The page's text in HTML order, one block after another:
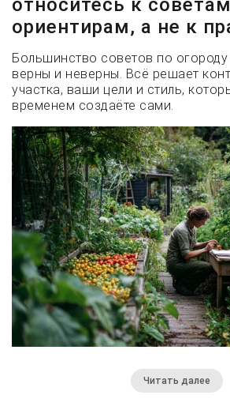
относитесь к
ориентирам, а не к
Большинство советов по
верны и неверны. Всё решает
участка, ваши цели и стиль,
временем создаёте сами.
Читать далее